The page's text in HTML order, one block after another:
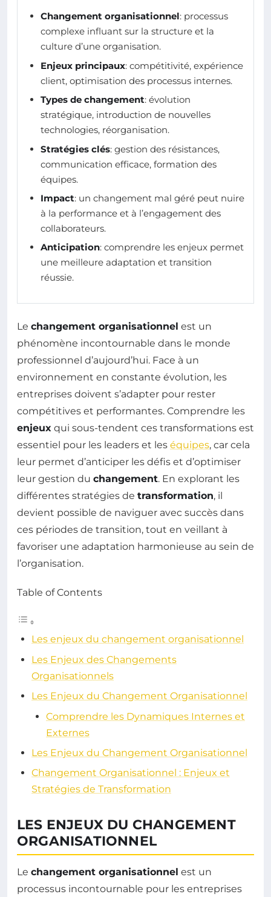
Changement organisationnel: processus
complexe influant sur la structure et la
culture d’une organisation.
Enjeux principaux: compétitivité, expérience
client, optimisation des processus internes.
Types de changement: évolution
stratégique, introduction de nouvelles
technologies, réorganisation.
Stratégies clés: gestion des résistances,
communication efficace, formation des
équipes.
Impact: un changement mal géré peut nuire
à la performance et à l’engagement des
collaborateurs.
Anticipation: comprendre les enjeux permet
une meilleure adaptation et transition
réussie.
Le changement organisationnel est un
phénomène incontournable dans le monde
professionnel d’aujourd’hui. Face à un
environnement en constante évolution, les
entreprises doivent s’adapter pour rester
compétitives et performantes. Comprendre les
enjeux qui sous-tendent ces transformations est
essentiel pour les leaders et les équipes, car cela
leur permet d’anticiper les défis et d’optimiser
leur gestion du changement. En explorant les
différentes stratégies de transformation, il
devient possible de naviguer avec succès dans
ces périodes de transition, tout en veillant à
favoriser une adaptation harmonieuse au sein de
l’organisation.
Table of Contents
Les enjeux du changement organisationnel
Les Enjeux des Changements
Organisationnels
Les Enjeux du Changement Organisationnel
Comprendre les Dynamiques Internes et
Externes
Les Enjeux du Changement Organisationnel
Changement Organisationnel : Enjeux et
Stratégies de Transformation
LES ENJEUX DU CHANGEMENT
ORGANISATIONNEL
Le changement organisationnel est un
processus incontournable pour les entreprises